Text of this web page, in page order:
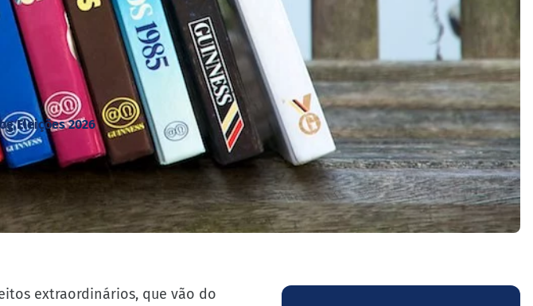
Eleições 2026
extraordinários, que vão do